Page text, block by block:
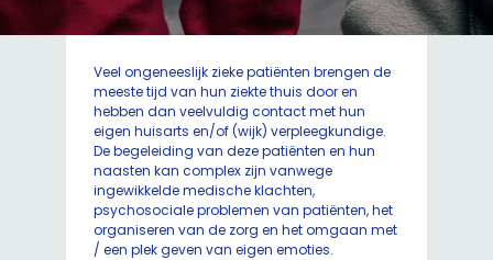
Veel ongeneeslijk zieke patiënten brengen de
meeste tijd van hun ziekte thuis door en
hebben dan veelvuldig contact met hun
eigen huisarts en/of (wijk) verpleegkundige.
De begeleiding van deze patiënten en hun
naasten kan complex zijn vanwege
ingewikkelde medische klachten,
psychosociale problemen van patiënten, het
organiseren van de zorg en het omgaan met
/ een plek geven van eigen emoties.